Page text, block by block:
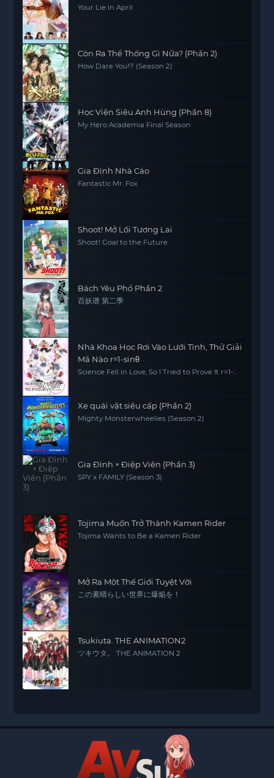
Your Lie in April
Còn Ra Thể Thống Gì Nữa? (Phần 2)
How Dare You!? (Season 2)
Học Viện Siêu Anh Hùng (Phần 8)
My Hero Academia Final Season
Gia Đình Nhà Cáo
Fantastic Mr. Fox
Shoot! Mở Lối Tương Lai
Shoot! Goal to the Future
Bách Yêu Phổ Phần 2
百妖谱 第二季
Nhà Khoa Học Rơi Vào Lưới Tình, Thử Giải
Mã Nào r=1-sinθ
Science Fell in Love, So I Tried to Prove It r=1-
Xe quái vật siêu cấp (Phần 2)
Mighty Monsterwheelies (Season 2)
Gia Đình × Điệp Viên (Phần 3)
SPY x FAMILY (Season 3)
Tojima Muốn Trở Thành Kamen Rider
Tojima Wants to Be a Kamen Rider
Mở Ra Một Thế Giới Tuyệt Vời
この素晴らしい世界に爆焔を！
Tsukiuta. THE ANIMATION2
ツキウタ。 THE ANIMATION 2